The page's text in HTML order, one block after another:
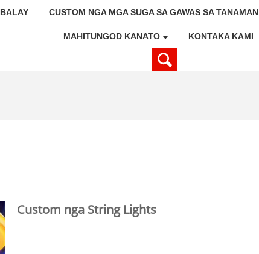
BALAY CUSTOM NGA MGA SUGA SA GAWAS SA TANAMAN
MAHITUNGOD KANATO KONTAKA KAMI
Custom nga String Lights